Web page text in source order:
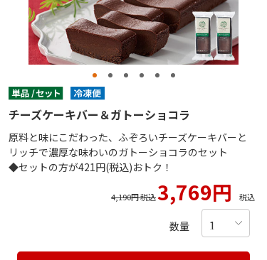
チーズケーキバー＆ガトーショコラ
原料と味にこだわった、ふぞろいチーズケーキバーと
リッチで濃厚な味わいのガトーショコラのセット
◆セットの方が421円(税込)おトク！
4,190円 税込3,769円 税込
数量